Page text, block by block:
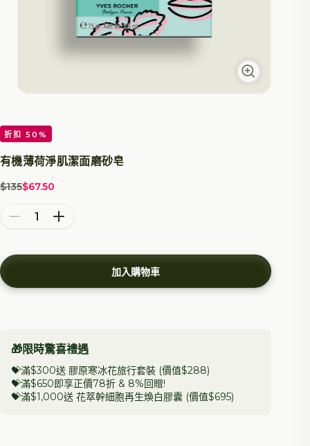
折扣 50%
有機薄荷淨肌潔面磨砂皂
特價
$67.50
原價
$135
減少數量 增加數量
加入購物車
🎁限時驚喜禮遇
💝滿$300送 膠原寒冰花旅行套裝 (價值$288)
💝滿$650即享正價78折 & 8%回贈!
💝滿$1,000送 花萃幹細胞再生煥白膠囊 (價值$695)